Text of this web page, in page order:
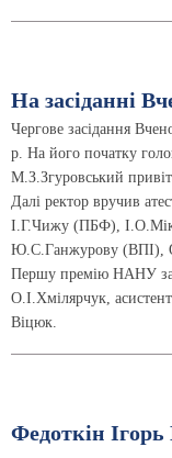
На засіданні
Чергове засідання
р. На його початку
М.З.Згуровський
Далі ректор вручив
І.Г.Чижу (ПБФ),
Ю.С.Ганжурову (ВПІ),
Першу премію НАНУ за
О.І.Хмілярчук,
Віцюк.
Федоткін